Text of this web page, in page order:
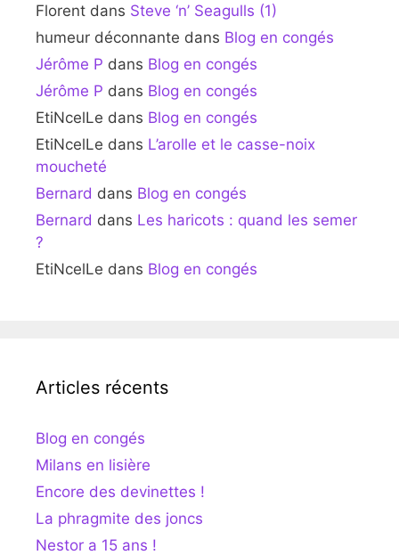
Florent dans Steve ‘n’ Seagulls (1)
humeur déconnante dans Blog en congés
Jérôme P dans Blog en congés
Jérôme P dans Blog en congés
EtiNcelLe dans Blog en congés
EtiNcelLe dans L’arolle et le casse-noix
moucheté
Bernard dans Blog en congés
Bernard dans Les haricots : quand les semer
?
EtiNcelLe dans Blog en congés
Articles récents
Blog en congés
Milans en lisière
Encore des devinettes !
La phragmite des joncs
Nestor a 15 ans !